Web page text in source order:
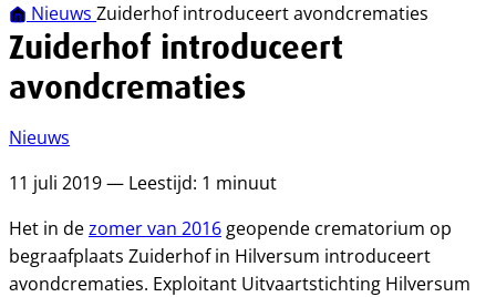
Nieuws Zuiderhof introduceert avondcrematies
Zuiderhof introduceert
avondcrematies
Nieuws
11 juli 2019 — Leestijd: 1 minuut
Het in dezomer van 2016 geopende crematorium op
begraafplaats Zuiderhof in Hilversum introduceert
avondcrematies. Exploitant Uitvaartstichting Hilversum